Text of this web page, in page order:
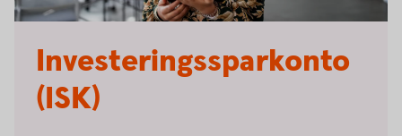
Investeringssparkonto
(ISK)